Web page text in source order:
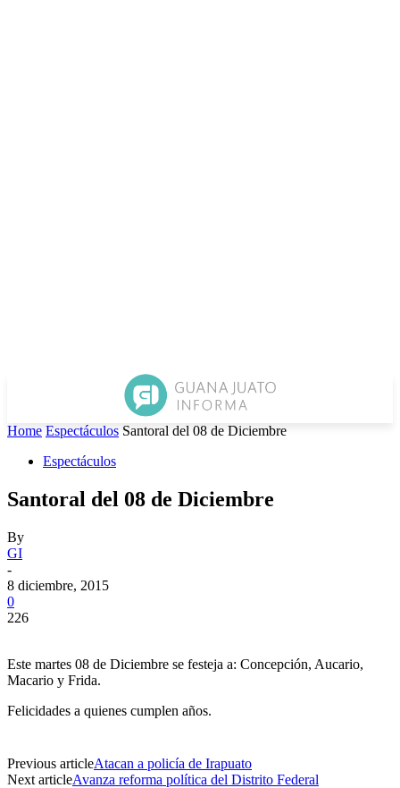
Home Espectáculos Santoral del 08 de Diciembre
Espectáculos
Santoral del 08 de Diciembre
By
GI
-
8 diciembre, 2015
0
226
Este martes 08 de Diciembre se festeja a: Concepción, Aucario,
Macario y Frida.
Felicidades a quienes cumplen años.
Previous articleAtacan a policía de Irapuato
Next articleAvanza reforma política del Distrito Federal